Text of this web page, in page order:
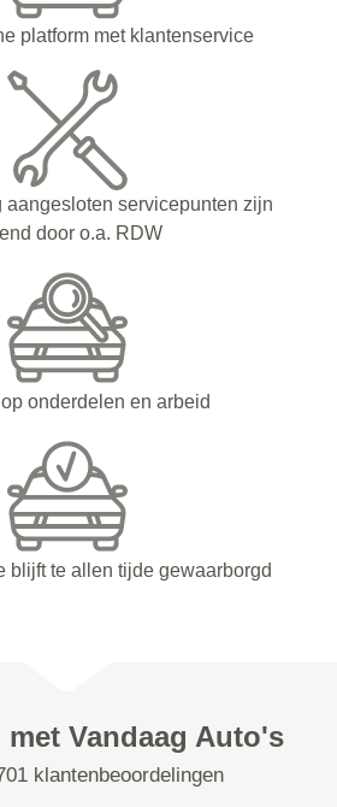
platform met klantenservice
aangesloten servicepunten zijn
door o.a. RDW
onderdelen en arbeid
blijft te allen tijde gewaarborgd
Vandaag Auto's
klantenbeoordelingen